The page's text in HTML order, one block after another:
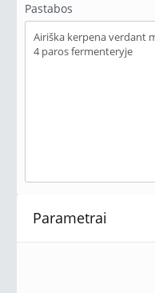
Pastabos
Parametrai